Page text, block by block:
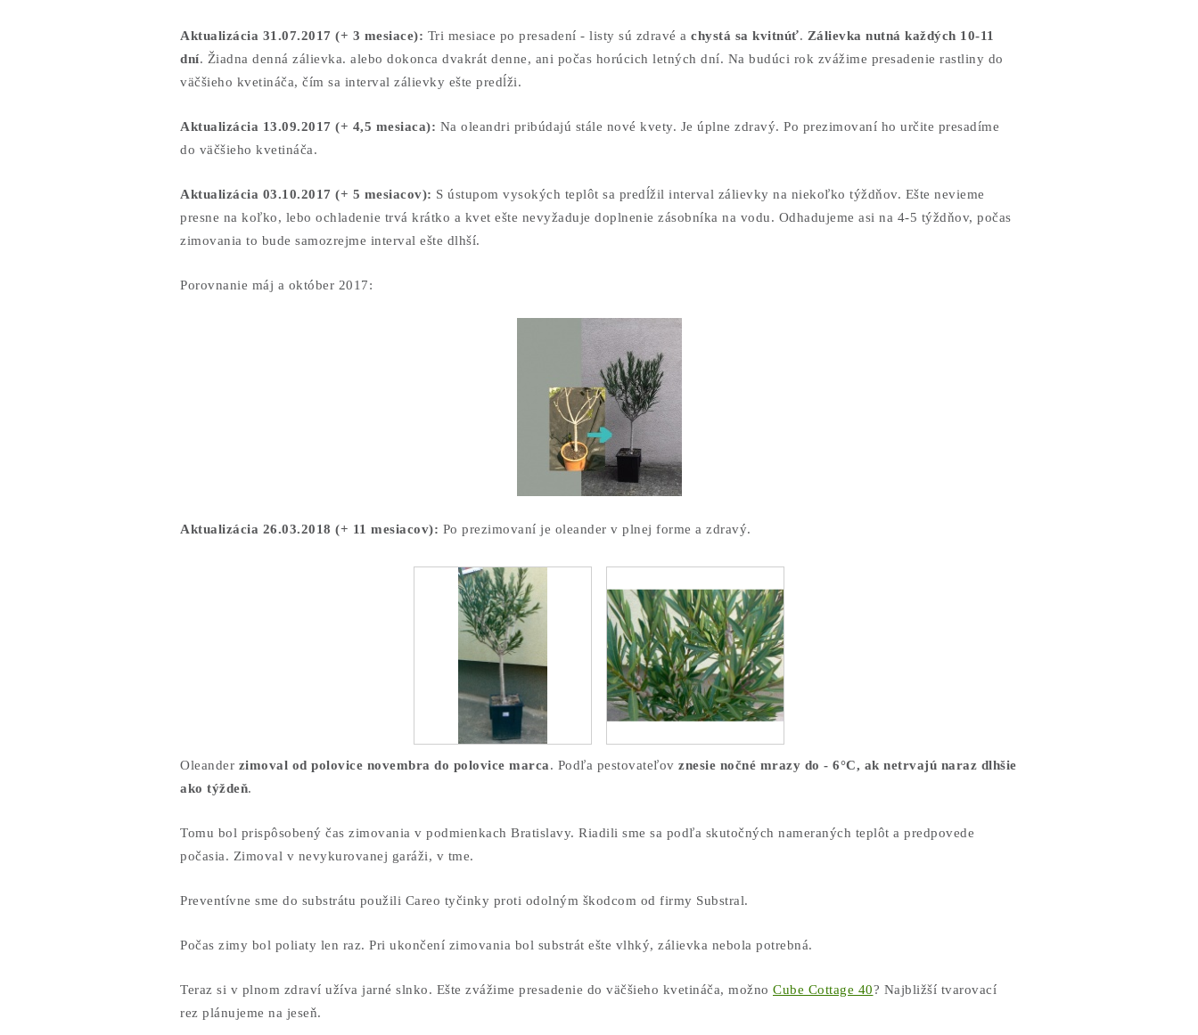
Aktualizácia 31.07.2017 (+ 3 mesiace): Tri mesiace po presadení - listy sú zdravé a chystá sa kvitnúť. Zálievka nutná každých 10-11
dní. Žiadna denná zálievka. alebo dokonca dvakrát denne, ani počas horúcich letných dní. Na budúci rok zvážime presadenie rastliny do
väčšieho kvetináča, čím sa interval zálievky ešte predĺži.
Aktualizácia 13.09.2017 (+ 4,5 mesiaca): Na oleandri pribúdajú stále nové kvety. Je úplne zdravý. Po prezimovaní ho určite presadíme
do väčšieho kvetináča.
Aktualizácia 03.10.2017 (+ 5 mesiacov): S ústupom vysokých teplôt sa predĺžil interval zálievky na niekoľko týždňov. Ešte nevieme
presne na koľko, lebo ochladenie trvá krátko a kvet ešte nevyžaduje doplnenie zásobníka na vodu. Odhadujeme asi na 4-5 týždňov, počas
zimovania to bude samozrejme interval ešte dlhší.
Porovnanie máj a október 2017:
Aktualizácia 26.03.2018 (+ 11 mesiacov): Po prezimovaní je oleander v plnej forme a zdravý.
Oleander zimoval od polovice novembra do polovice marca. Podľa pestovateľov znesie nočné mrazy do - 6°C, ak netrvajú naraz dlhšie
ako týždeň.
Tomu bol prispôsobený čas zimovania v podmienkach Bratislavy. Riadili sme sa podľa skutočných nameraných teplôt a predpovede
počasia. Zimoval v nevykurovanej garáži, v tme.
Preventívne sme do substrátu použili Careo tyčinky proti odolným škodcom od firmy Substral.
Počas zimy bol poliaty len raz. Pri ukončení zimovania bol substrát ešte vlhký, zálievka nebola potrebná.
Teraz si v plnom zdraví užíva jarné slnko. Ešte zvážime presadenie do väčšieho kvetináča, možno Cube Cottage 40? Najbližší tvarovací
rez plánujeme na jeseň.